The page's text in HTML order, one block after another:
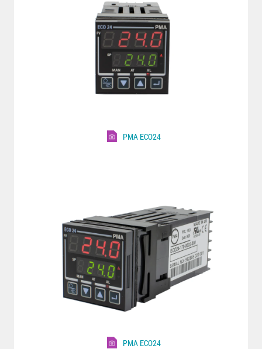
PMA ECO24
PMA ECO24